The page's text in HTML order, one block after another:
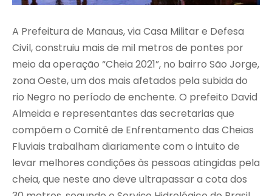
A Prefeitura de Manaus, via Casa Militar e Defesa
Civil, construiu mais de mil metros de pontes por
meio da operação “Cheia 2021”, no bairro São Jorge,
zona Oeste, um dos mais afetados pela subida do
rio Negro no período de enchente. O prefeito David
Almeida e representantes das secretarias que
compõem o Comitê de Enfrentamento das Cheias
Fluviais trabalham diariamente com o intuito de
levar melhores condições às pessoas atingidas pela
cheia, que neste ano deve ultrapassar a cota dos